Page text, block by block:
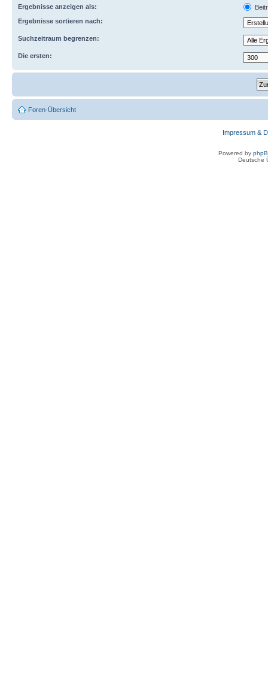
Ergebnisse anzeigen als:
Ergebnisse sortieren nach:
Suchzeitraum begrenzen:
Die ersten:
Foren-Übersicht
Impressum &
Powered by
Deutsche